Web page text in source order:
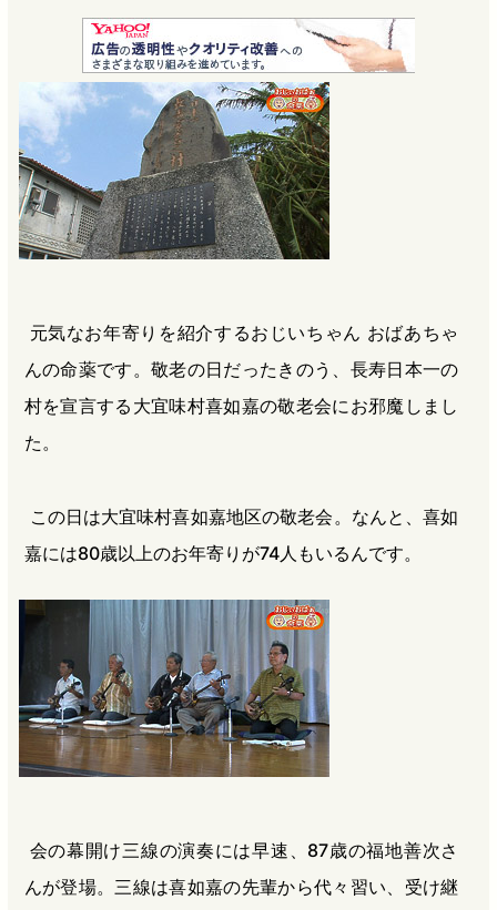
a
c
e
b
k
a
t
e
n
i
n
e
h
r
e
a
d
s
元気なお年寄りを紹介するおじいちゃん おばあちゃ
んの命薬です。敬老の日だったきのう、長寿日本一の
村を宣言する大宜味村喜如嘉の敬老会にお邪魔しまし
た。
この日は大宜味村喜如嘉地区の敬老会。なんと、喜如
嘉には80歳以上のお年寄りが74人もいるんです。
会の幕開け三線の演奏には早速、87歳の福地善次さ
んが登場。三線は喜如嘉の先輩から代々習い、受け継